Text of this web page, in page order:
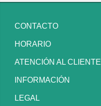
CONTACTO
HORARIO
ATENCIÓN AL CLIENTE
INFORMACIÓN
LEGAL